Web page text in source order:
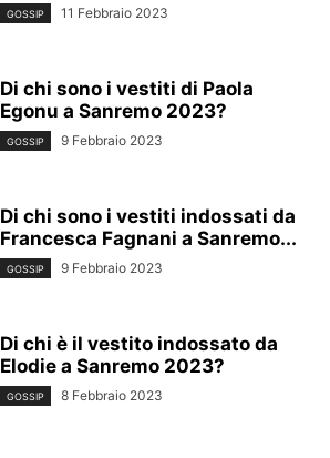
GOSSIP 11 Febbraio 2023
Di chi sono i vestiti di Paola
Egonu a Sanremo 2023?
GOSSIP 9 Febbraio 2023
Di chi sono i vestiti indossati da
Francesca Fagnani a Sanremo...
GOSSIP 9 Febbraio 2023
Di chi è il vestito indossato da
Elodie a Sanremo 2023?
GOSSIP 8 Febbraio 2023